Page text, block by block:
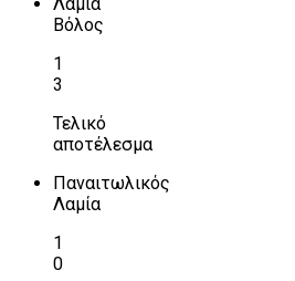
Βόλος
1
3
Τελικό
αποτέλεσμα
Παναιτωλικός
Λαμία
1
0